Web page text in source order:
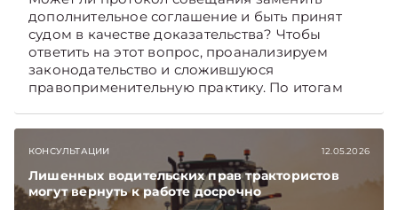
дополнительное соглашение и быть принят
судом в качестве доказательства? Чтобы
ответить на этот вопрос, проанализируем
законодательство и сложившуюся
правоприменительную практику. По итогам
Главное об экономике Беларуси — раньше,
чем в новостях TelegramViber
КОНСУЛЬТАЦИИ 12.05.2026
Лишенных водительских прав трактористов
могут вернуть к работе досрочно